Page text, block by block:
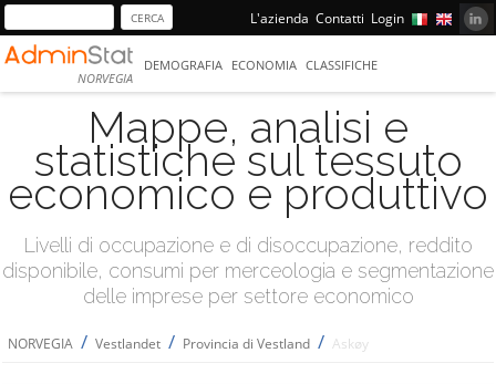
L'azienda Contatti Login
NORVEGIA
DEMOGRAFIA ECONOMIA CLASSIFICHE
Mappe, analisi e
statistiche sul tessuto
economico e produttivo
Livelli di occupazione e di disoccupazione, reddito
disponibile, consumi per merceologia e segmentazione
delle imprese per settore economico
NORVEGIA / Vestlandet / Provincia di Vestland / Askøy